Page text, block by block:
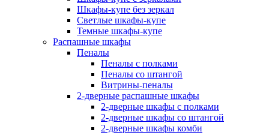
Шкафы-купе без зеркал
Светлые шкафы-купе
Темные шкафы-купе
Распашные шкафы
Пеналы
Пеналы с полками
Пеналы со штангой
Витрины-пеналы
2-дверные распашные шкафы
2-дверные шкафы с полками
2-дверные шкафы со штангой
2-дверные шкафы комби